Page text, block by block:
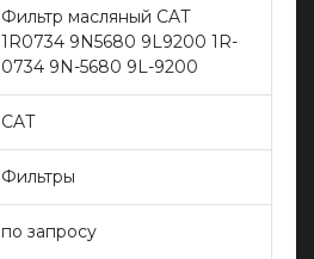
Фильтр масляный CAT
1R0734 9N5680 9L9200 1R-
0734 9N-5680 9L-9200
CAT
Фильтры
по запросу